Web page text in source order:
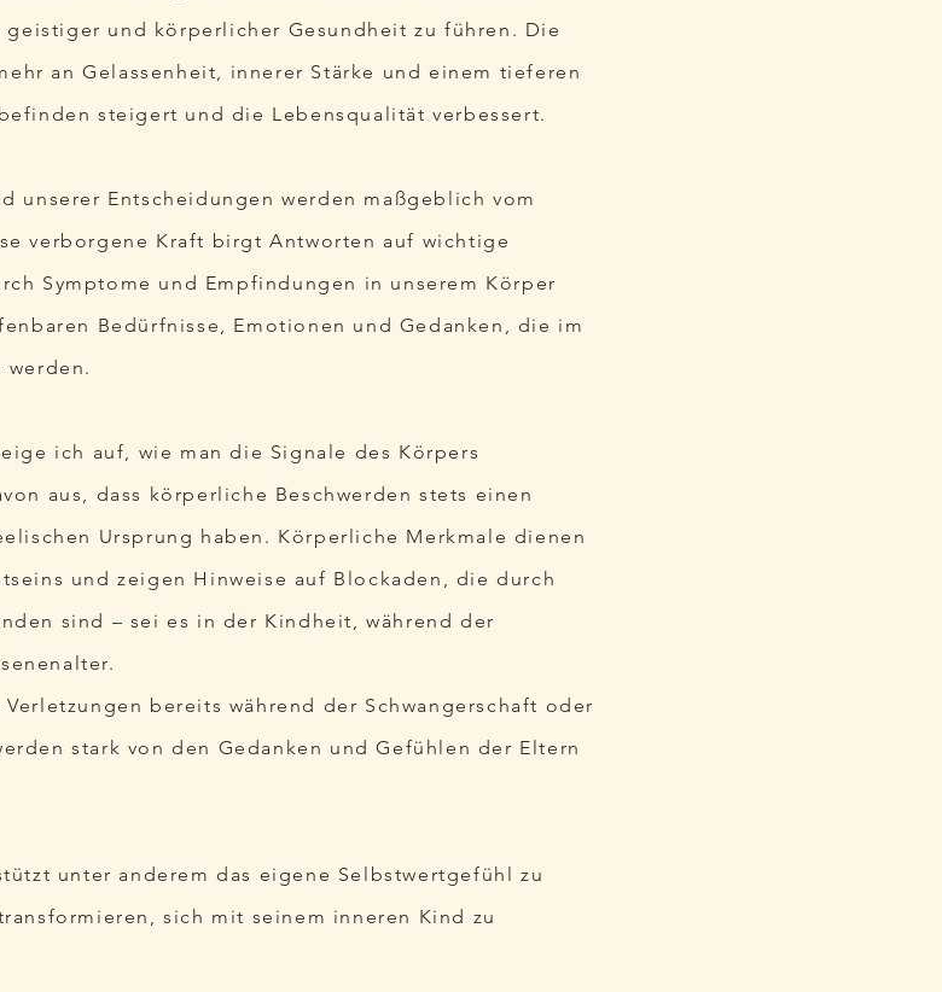
und körperlicher Gesundheit zu führen. Die
an Gelassenheit, innerer Stärke und einem tieferen
steigert und die Lebensqualität verbessert.
unserer Entscheidungen werden maßgeblich vom
verborgene Kraft birgt Antworten auf wichtige
Symptome und Empfindungen in unserem Körper
Bedürfnisse, Emotionen und Gedanken, die im
ich auf, wie man die Signale des Körpers
aus, dass körperliche Beschwerden stets einen
Ursprung haben. Körperliche Merkmale dienen
und zeigen Hinweise auf Blockaden, die durch
sind – sei es in der Kindheit, während der
bereits während der Schwangerschaft oder
stark von den Gedanken und Gefühlen der Eltern
unter anderem das eigene Selbstwertgefühl zu
sich mit seinem inneren Kind zu